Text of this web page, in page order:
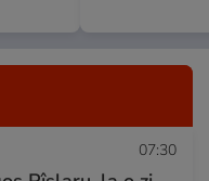
07:30